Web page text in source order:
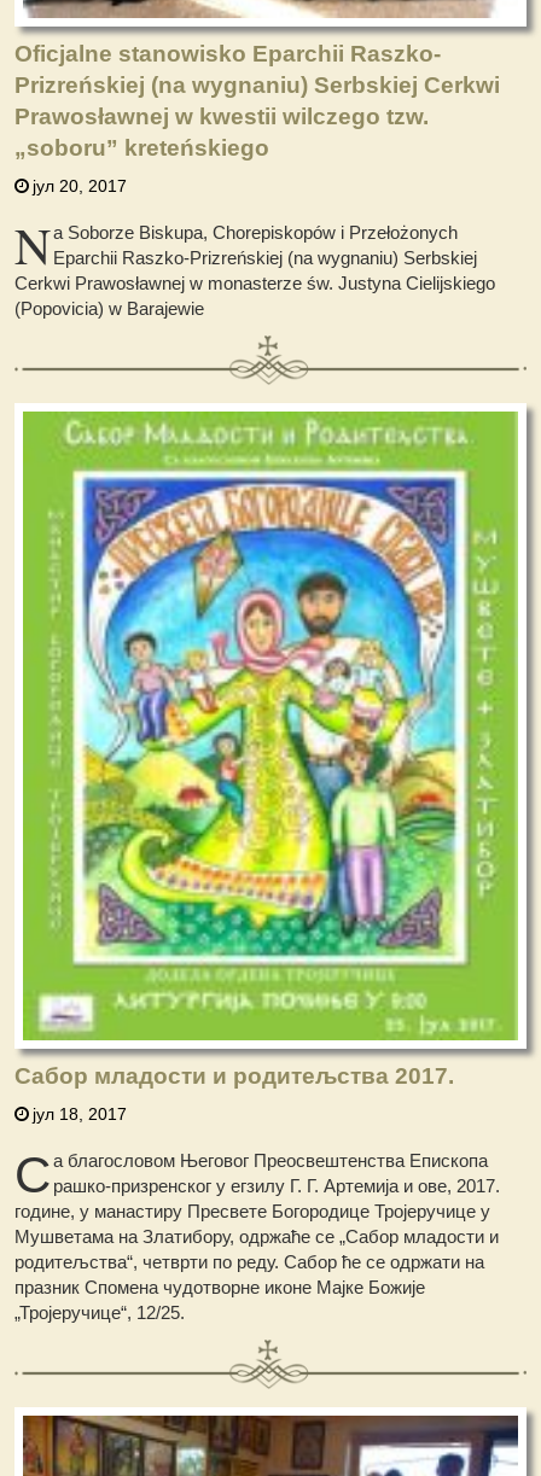
Oficjalne stanowisko Eparchii Raszko-
Prizreńskiej (na wygnaniu) Serbskiej Cerkwi
Prawosławnej w kwestii wilczego tzw.
„soboru” kreteńskiego
јул 20, 2017
Na Soborze Biskupa, Chorepiskopów i Przełożonych
Eparchii Raszko-Prizreńskiej (na wygnaniu) Serbskiej
Cerkwi Prawosławnej w monasterze św. Justyna Cielijskiego
(Popovicia) w Barajewie
Сабор младости и родитељства 2017.
јул 18, 2017
Са благословом Његовог Преосвештенства Епископа
рашко-призренског у егзилу Г. Г. Артемија и ове, 2017.
године, у манастиру Пресвете Богородице Тројеручице у
Мушветама на Златибору, одржаће се „Сабор младости и
родитељства“, четврти по реду. Сабор ће се одржати на
празник Спомена чудотворне иконе Мајке Божије
„Тројеручице“, 12/25.